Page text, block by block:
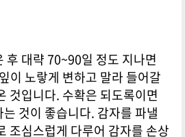
후 대략 70~90일 정도 지나면
이 노랗게 변하고 말라 들어갈
것입니다. 수확은 되도록이면
것이 좋습니다. 감자를 파낼
조심스럽게 다루어 감자를 손상